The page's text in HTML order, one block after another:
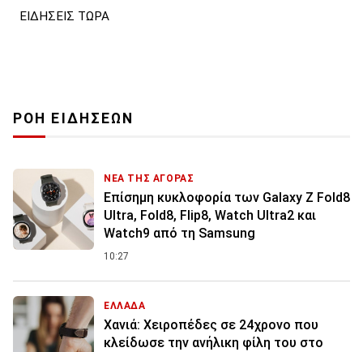
ΕΙΔΗΣΕΙΣ ΤΩΡΑ
ΡΟΗ ΕΙΔΗΣΕΩΝ
ΝΕΑ ΤΗΣ ΑΓΟΡΑΣ
Επίσημη κυκλοφορία των Galaxy Z Fold8
Ultra, Fold8, Flip8, Watch Ultra2 και
Watch9 από τη Samsung
10:27
ΕΛΛΑΔΑ
Χανιά: Χειροπέδες σε 24χρονο που
κλείδωσε την ανήλικη φίλη του στο